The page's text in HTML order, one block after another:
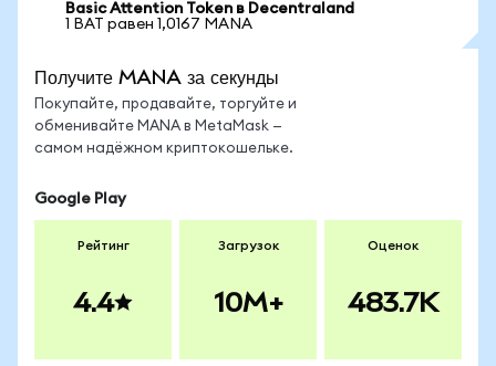
Basic Attention Token в Decentraland
1 BAT равен 1,0167 MANA
Получите MANA за секунды
Покупайте, продавайте, торгуйте и
обменивайте MANA в MetaMask —
самом надёжном криптокошельке.
Google Play
Рейтинг
4.4
Загрузок
10M+
Оценок
483.7K